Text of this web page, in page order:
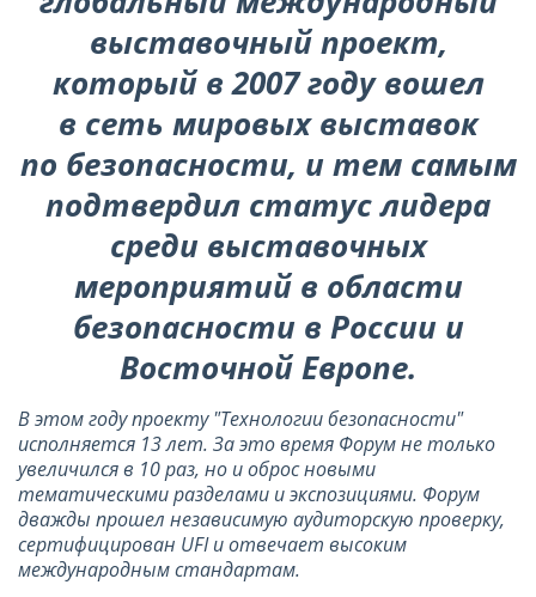
выставочный проект,
который в 2007 году вошел
в сеть мировых выставок
по безопасности, и тем самым
подтвердил статус лидера
среди выставочных
мероприятий в области
безопасности в России и
Восточной Европе.
В этом году проекту "Технологии безопасности"
исполняется 13 лет. За это время Форум не только
увеличился в 10 раз, но и оброс новыми
тематическими разделами и экспозициями. Форум
дважды прошел независимую аудиторскую проверку,
сертифицирован UFI и отвечает высоким
международным стандартам.